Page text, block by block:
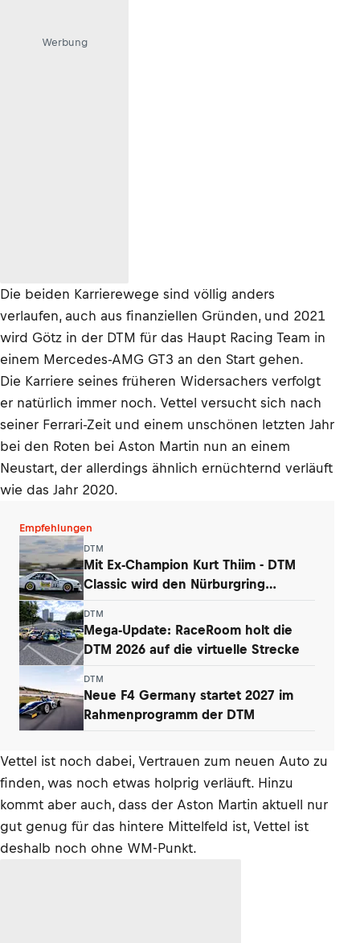
Werbung
Die beiden Karrierewege sind völlig anders
verlaufen, auch aus finanziellen Gründen, und 2021
wird Götz in der DTM für das Haupt Racing Team in
einem Mercedes-AMG GT3 an den Start gehen.
Die Karriere seines früheren Widersachers verfolgt
er natürlich immer noch. Vettel versucht sich nach
seiner Ferrari-Zeit und einem unschönen letzten Jahr
bei den Roten bei Aston Martin nun an einem
Neustart, der allerdings ähnlich ernüchternd verläuft
wie das Jahr 2020.
Empfehlungen
DTM
Mit Ex-Champion Kurt Thiim - DTM
Classic wird den Nürburgring
DTM
Mega-Update: RaceRoom holt die
DTM 2026 auf die virtuelle Strecke
DTM
Neue F4 Germany startet 2027 im
Rahmenprogramm der DTM
Vettel ist noch dabei, Vertrauen zum neuen Auto zu
finden, was noch etwas holprig verläuft. Hinzu
kommt aber auch, dass der Aston Martin aktuell nur
gut genug für das hintere Mittelfeld ist, Vettel ist
deshalb noch ohne WM-Punkt.